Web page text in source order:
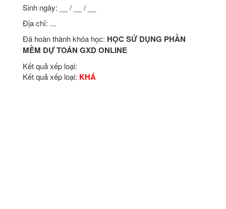
Sinh ngày: __ / __ / __
Địa chỉ: ...
Đã hoàn thành khóa học: HỌC SỬ DỤNG PHẦN
MỀM DỰ TOÁN GXD ONLINE
Kết quả xếp loại:
Kết quả xếp loại: KHÁ